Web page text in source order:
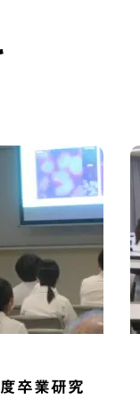
卒業研究